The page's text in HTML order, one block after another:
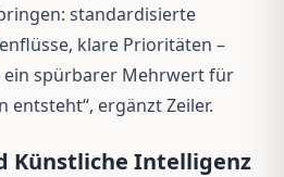
standardisierte
klare Prioritäten –
ein spürbarer Mehrwert für
entsteht“, ergänzt Zeiler.
Künstliche Intelligenz